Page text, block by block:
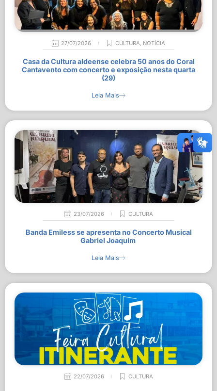
27/07/2026 CULTURA, NOTÍCIA
Casa da Cultura aldeense celebra 50 anos do Coral
Cantavento com concerto e exposição nesta quarta
(29)
Leia Mais
23/07/2026 CULTURA
Banda Emiless se apresenta no Concerto Musical
Gabriel Joaquim
Leia Mais
22/07/2026 CULTURA